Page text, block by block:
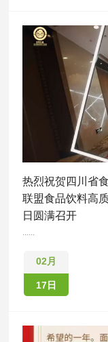
热烈祝贺四川省
联盟食品饮料高
日圆满召开
......
02月
17日